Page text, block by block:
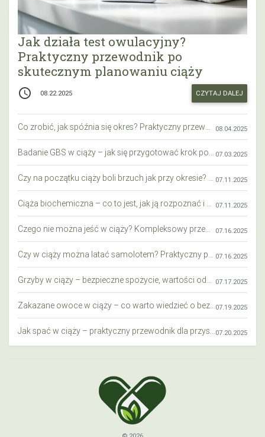
Jak działa test owulacyjny?
Praktyczny przewodnik po
skutecznym planowaniu ciąży
access_time 08.22.2025 CZYTAJ DALEJ
08.04.2025
07.03.2025
07.11.2025
07.11.2025
07.16.2025
07.16.2025
07.17.2025
07.19.2025
07.20.2025